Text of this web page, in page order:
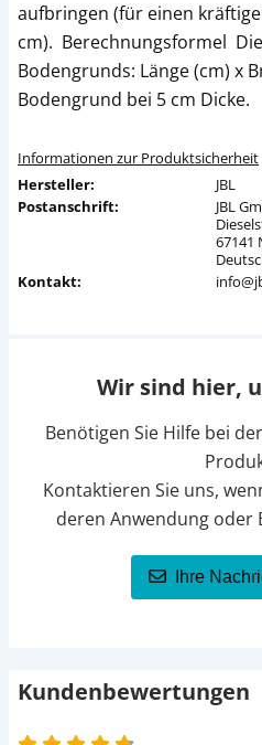
aufbringen (für einen
cm). Berechnungsformel
Bodengrunds: Länge (cm) x
Bodengrund bei 5 cm Dicke.
Informationen zur Produktsicherheit
Hersteller:
JBL
Postanschrift:
JBL
67141
Kontakt:
Wir sind hier,
Benötigen Sie Hilfe bei
Kontaktieren Sie uns,
deren Anwendung oder
Ihre
Kundenbewertungen